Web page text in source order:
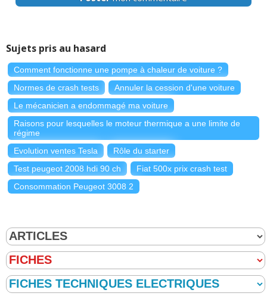
Sujets pris au hasard
Comment fonctionne une pompe à chaleur de voiture ?
Normes de crash tests
Annuler la cession d'une voiture
Le mécanicien a endommagé ma voiture
Raisons pour lesquelles le moteur thermique a une limite de
régime
Evolution ventes Tesla
Rôle du starter
Test peugeot 2008 hdi 90 ch
Fiat 500x prix crash test
Consommation Peugeot 3008 2